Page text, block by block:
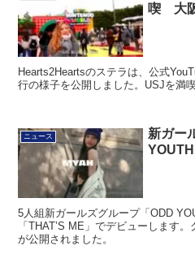
喫 大
Hearts2Heartsのステラは、公式
行の様子を公開しました。USJを満
ニュース
新ガー
5人組新ガールズグループ「ODD
「THAT’S ME」でデビューします
が公開されました。